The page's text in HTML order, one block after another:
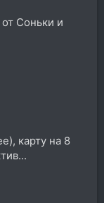
Соньки и
карту на 8